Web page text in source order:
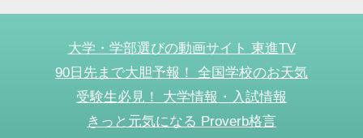
大学・学部選びの動画サイト 東進TV
90日先まで大胆予報！ 全国学校のお天気
受験生必見！ 大学情報・入試情報
きっと元気になる Proverb格言